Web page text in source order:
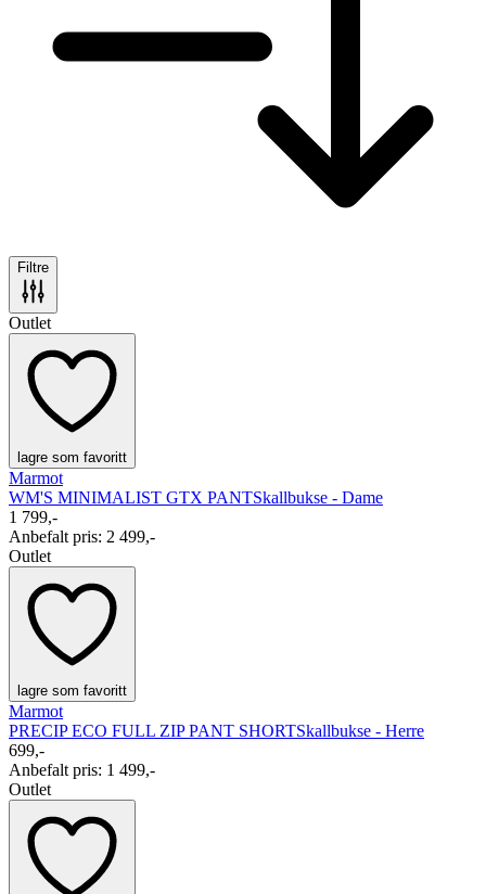
Filtre
Outlet
lagre som favoritt
Marmot
WM'S MINIMALIST GTX PANTSkallbukse - Dame
1 799,-
Anbefalt pris: 2 499,-
Outlet
lagre som favoritt
Marmot
PRECIP ECO FULL ZIP PANT SHORTSkallbukse - Herre
699,-
Anbefalt pris: 1 499,-
Outlet